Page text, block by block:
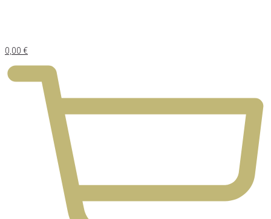
0,00 €